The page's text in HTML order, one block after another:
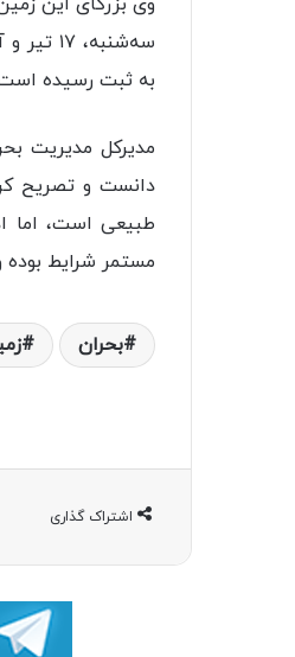
به ثبت رسیده
مدیرکل مدیریت
دانست و تصریح
طبیعی است، اما
مستمر شرایط
بحران
اشتراک گذاری